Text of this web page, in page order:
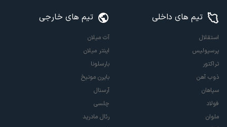
تیم های داخلی
استقلال
پرسپولیس
تراکتور
ذوب آهن
سپاهان
فولاد
ملوان
تیم های خارجی
آث میلان
اینتر میلان
بارسلونا
بایرن مونیخ
آرسنال
چلسی
رئال مادرید